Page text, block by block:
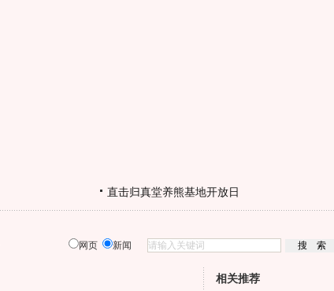
直击归真堂养熊基地开放日
网页 新闻
相关推荐